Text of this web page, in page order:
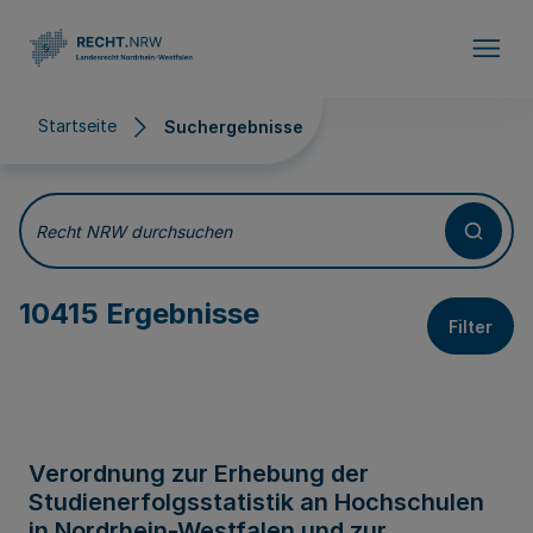
Startseite Suchergebnisse
Suchergebnisse
Recht NRW durchsuchen
10415 Ergebnisse Filter
Verordnung zur Erhebung der
Studienerfolgsstatistik an Hochschulen